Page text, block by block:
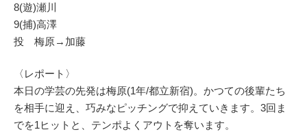
8(遊)瀬川
9(捕)高澤
投 梅原→加藤
〈レポート〉
本日の学芸の先発は梅原(1年/都立新宿)。かつての後輩たち
を相手に迎え、巧みなピッチングで抑えていきます。3回ま
でを1ヒットと、テンポよくアウトを奪います。